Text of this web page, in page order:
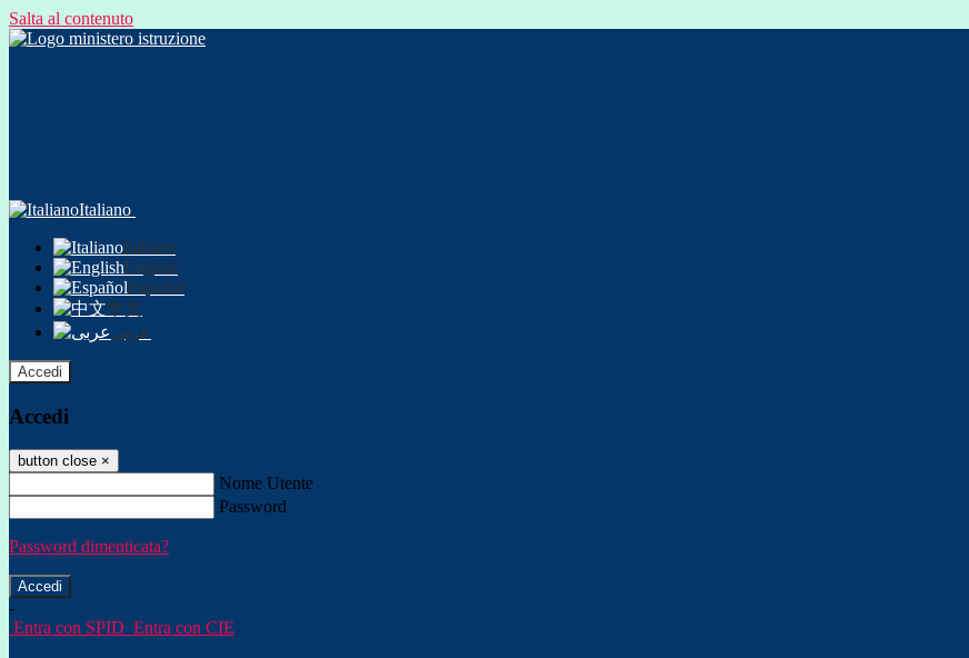
Salta al contenuto
Italiano
Italiano
English
Español
中文
عربى
Accedi
Accedi
button close ×
Nome Utente
Password
Password dimenticata?
-
Entra con SPID Entra con CIE